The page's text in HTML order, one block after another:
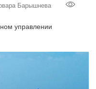
Барышнева
управлении